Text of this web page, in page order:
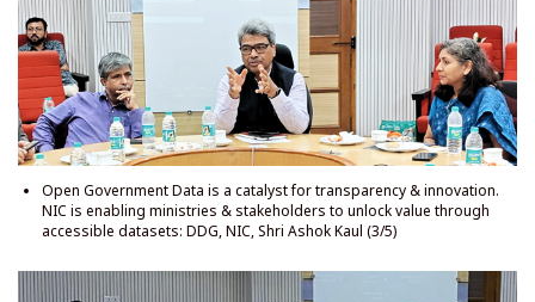
Open Government Data is a catalyst for transparency & innovation.
NIC is enabling ministries & stakeholders to unlock value through
accessible datasets: DDG, NIC, Shri Ashok Kaul (3/5)